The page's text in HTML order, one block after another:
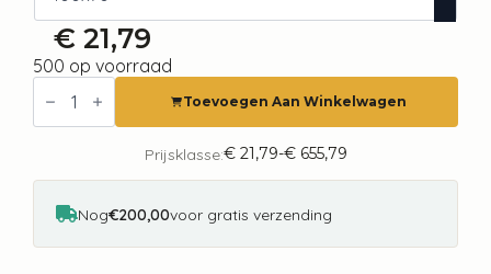
€ 21,79
500 op voorraad
Fotobehang
Complex
Nostalgic
Colors
Toevoegen Aan Winkelwagen
Prijsklasse:€21,79-€655,79
Prijsklasse:
€ 21,79
€ 655,79
Nog€200,00voor gratis verzending